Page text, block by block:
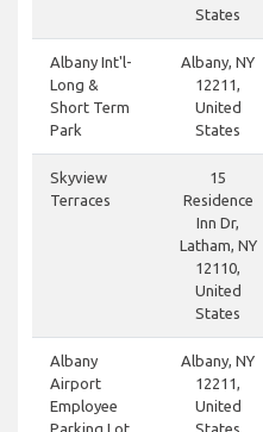
States
Albany Int'l-
Long &
Short Term
Park
Albany, NY
12211,
United
States
Skyview
Terraces
15
Residence
Inn Dr,
Latham, NY
12110,
United
States
Albany
Airport
Employee
Albany, NY
12211,
United